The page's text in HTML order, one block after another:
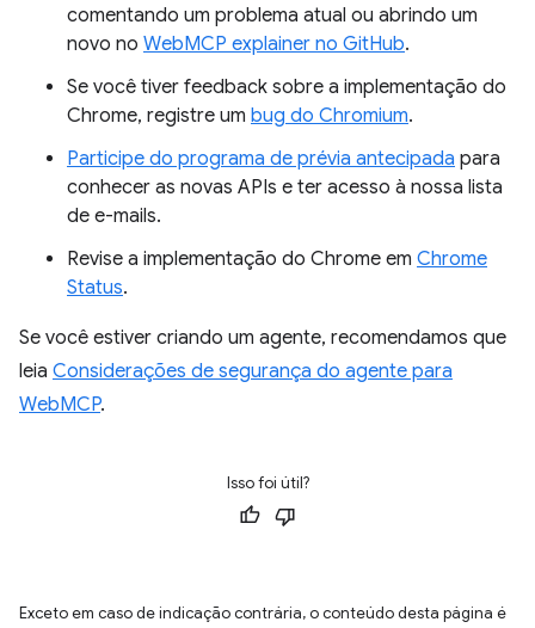
comentando um problema atual ou abrindo um
novo no WebMCP explainer no GitHub.
Se você tiver feedback sobre a implementação do
Chrome, registre um bug do Chromium.
Participe do programa de prévia antecipada para
conhecer as novas APIs e ter acesso à nossa lista
de e-mails.
Revise a implementação do Chrome em Chrome
Status.
Se você estiver criando um agente, recomendamos que
leia Considerações de segurança do agente para
WebMCP.
Isso foi útil?
Exceto em caso de indicação contrária, o conteúdo desta página é